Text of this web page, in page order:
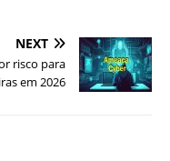
NEXT
risco para
em 2026